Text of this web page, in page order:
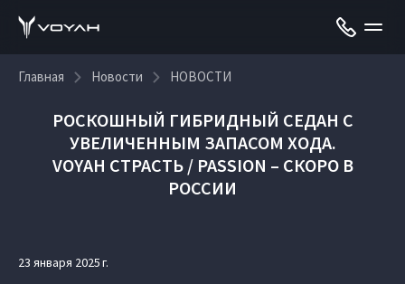
Главная Новости НОВОСТИ
РОСКОШНЫЙ ГИБРИДНЫЙ СЕДАН С
УВЕЛИЧЕННЫМ ЗАПАСОМ ХОДА.
VOYAH СТРАСТЬ / PASSION – СКОРО В
РОССИИ
23 января 2025 г.